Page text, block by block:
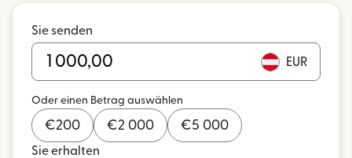
Sie senden
EUR
Oder einen Betrag auswählen
€200 €2 000 €5 000
Sie erhalten